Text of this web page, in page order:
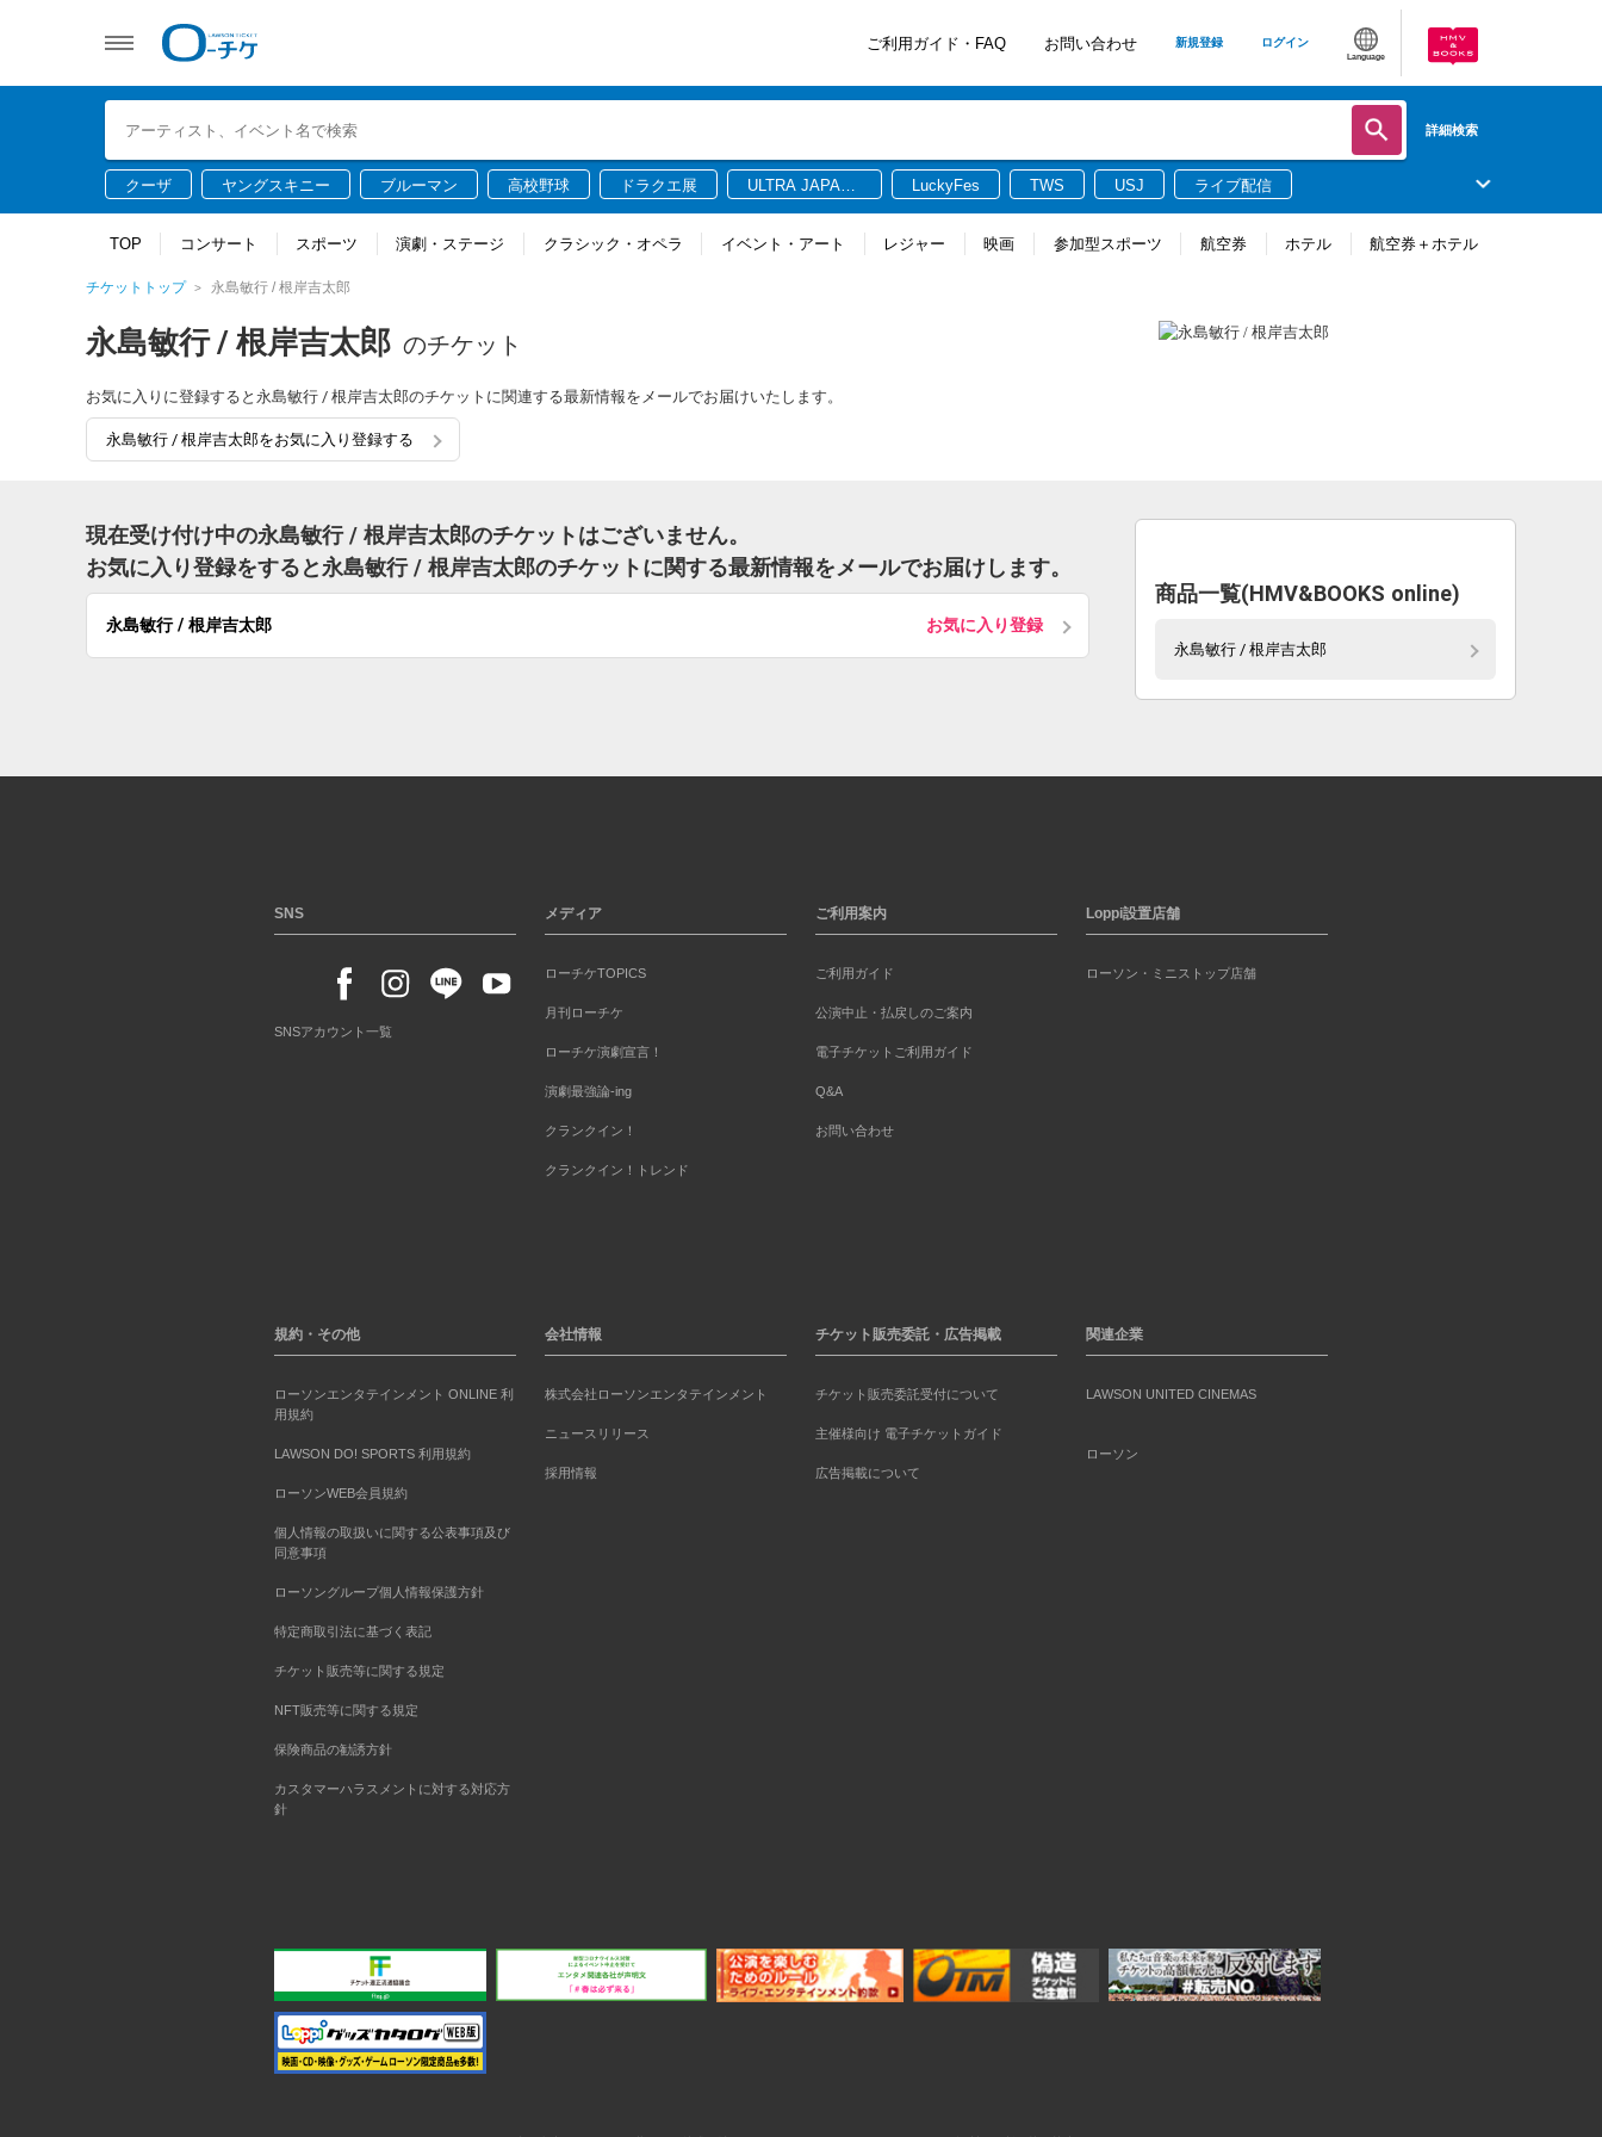
ご利用ガイド・FAQ お問い合わせ 新規登録 ログイン
Language
詳細検索
クーザ ヤングスキニー ブルーマン 高校野球 ドラクエ展
ULTRA JAPAN
LuckyFes TWS USJ ライブ配信
TOP コンサート スポーツ 演劇・ステージ クラシック・オペラ イベント・アート レジャー 映画 参加型スポーツ 航空券 ホテル 航空券＋ホテル
チケットトップ 永島敏行 / 根岸吉太郎
永島敏行 / 根岸吉太郎 のチケット
お気に入りに登録すると永島敏行 / 根岸吉太郎のチケットに関連する最新情報をメールでお届けいたします。
永島敏行 / 根岸吉太郎をお気に入り登録する
現在受け付け中の永島敏行 / 根岸吉太郎のチケットはございません。
お気に入り登録をすると永島敏行 / 根岸吉太郎のチケットに関する最新情報をメールでお届けします。
永島敏行 / 根岸吉太郎 お気に入り登録
商品一覧(HMV&BOOKS online)
永島敏行 / 根岸吉太郎
SNS
SNSアカウント一覧
メディア
ローチケTOPICS
月刊ローチケ
ローチケ演劇宣言！
演劇最強論-ing
クランクイン！
クランクイン！トレンド
ご利用案内
ご利用ガイド
公演中止・払戻しのご案内
電子チケットご利用ガイド
Q&A
お問い合わせ
Loppi設置店舗
ローソン・ミニストップ店舗
規約・その他
ローソンエンタテインメント ONLINE 利
用規約
LAWSON DO! SPORTS 利用規約
ローソンWEB会員規約
個人情報の取扱いに関する公表事項及び
同意事項
ローソングループ個人情報保護方針
特定商取引法に基づく表記
チケット販売等に関する規定
NFT販売等に関する規定
保険商品の勧誘方針
カスタマーハラスメントに対する対応方
針
会社情報
株式会社ローソンエンタテインメント
ニュースリリース
採用情報
チケット販売委託・広告掲載
チケット販売委託受付について
主催様向け 電子チケットガイド
広告掲載について
関連企業
LAWSON UNITED CINEMAS
ローソン